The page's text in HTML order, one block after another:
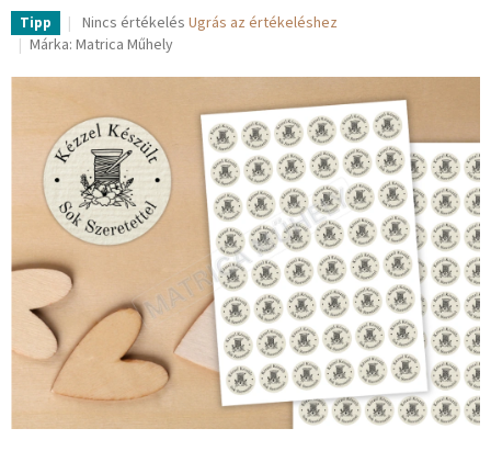
Tipp
A
termék
értékelése
ből
0,0
csillag.
Nincs értékelés Ugrás az értékeléshez
Márka: Matrica Műhely